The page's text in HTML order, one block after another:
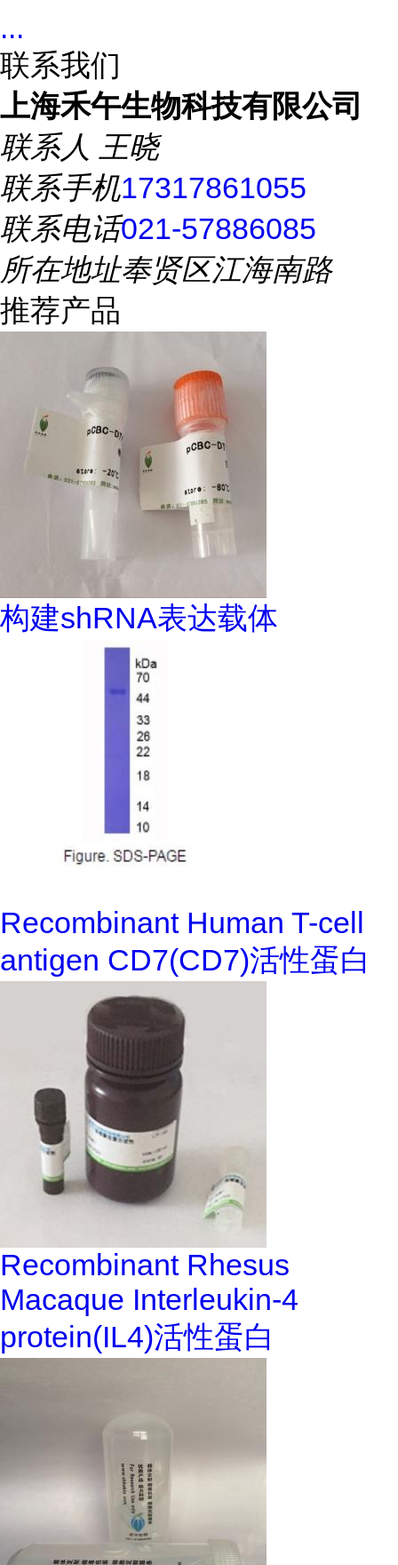
...
联系我们
上海禾午生物科技有限公司
联系人 王晓
联系手机17317861055
联系电话021-57886085
所在地址奉贤区江海南路
推荐产品
构建shRNA表达载体
Recombinant Human T-cell
antigen CD7(CD7)活性蛋白
Recombinant Rhesus
Macaque Interleukin-4
protein(IL4)活性蛋白